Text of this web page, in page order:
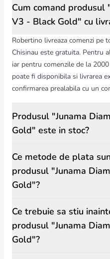
Cum comand produsul
V3 - Black Gold" cu
Robertino livreaza comenzi pe
Chisinau este gratuita. Pentru
iar pentru comenzile de la
poate fi disponibila si livrarea
confirmarea prealabila cu un
Produsul "Junama
Gold" este in stoc?
Ce metode de plata
produsul "Junama
Gold"?
Ce trebuie sa stiu
produsul "Junama
Gold"?